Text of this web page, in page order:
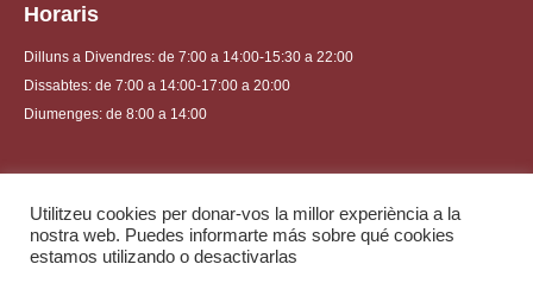
Horaris
Dilluns a Divendres: de 7:00 a 14:00-15:30 a 22:00
Dissabtes: de 7:00 a 14:00-17:00 a 20:00
Diumenges: de 8:00 a 14:00
Ajuntament d'Alzira 2021 | Tots els drets reservats
Utilitzeu cookies per donar-vos la millor experiència a la
nostra web. Puedes informarte más sobre qué cookies
estamos utilizando o desactivarlas